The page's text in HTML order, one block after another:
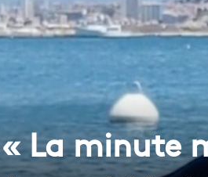
« La minute